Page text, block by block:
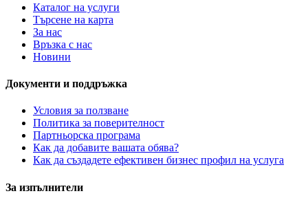
Каталог на услуги
Търсене на карта
За нас
Връзка с нас
Новини
Документи и поддръжка
Условия за ползване
Политика за поверителност
Партньорска програма
Как да добавите вашата обява?
Как да създадете ефективен бизнес профил на услуга
За изпълнители